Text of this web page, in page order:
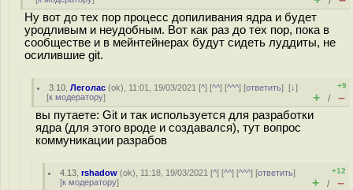
Ну вот до тех пор процесс допиливания ядра и будет
уродливым и неудобным. Вот как раз до тех пор, пока в
сообществе и в мейнтейнерах будут сидеть луддиты, не
осилившие git.
3.10 ,Леголас (ok), 11:01, 19/03/2021 [^] [^^] [^^^] [ответить][↓]
[к модератору]
+9
+ / –
вы путаете: Git и так используется для разработки
ядра (для этого вроде и создавался), тут вопрос
коммуникации разрабов
4.13 ,rshadow (ok), 11:18, 19/03/2021 [^] [^^] [^^^] [ответить]
[к модератору]
+12
+ / –